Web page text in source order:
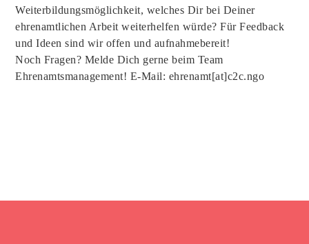
Weiterbildungsmöglichkeit, welches Dir bei Deiner
ehrenamtlichen Arbeit weiterhelfen würde? Für Feedback
und Ideen sind wir offen und aufnahmebereit!
Noch Fragen? Melde Dich gerne beim Team
Ehrenamtsmanagement! E-Mail: ehrenamt[at]c2c.ngo